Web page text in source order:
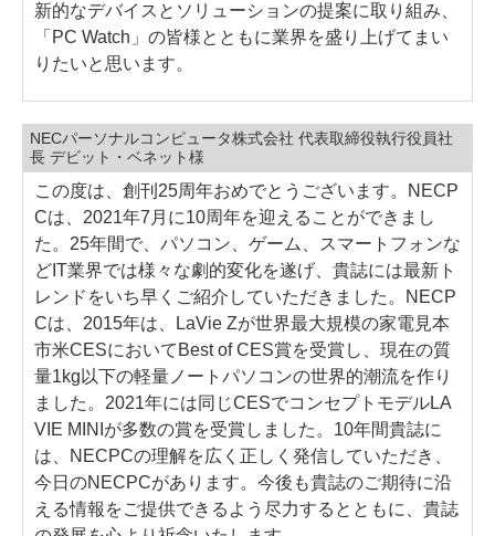
新的なデバイスとソリューションの提案に取り組み、
「PC Watch」の皆様とともに業界を盛り上げてまい
りたいと思います。
NECパーソナルコンピュータ株式会社 代表取締役執行役員社
長 デビット・ベネット様
この度は、創刊25周年おめでとうございます。NECP
Cは、2021年7月に10周年を迎えることができまし
た。25年間で、パソコン、ゲーム、スマートフォンな
どIT業界では様々な劇的変化を遂げ、貴誌には最新ト
レンドをいち早くご紹介していただきました。NECP
Cは、2015年は、LaVie Zが世界最大規模の家電見本
市米CESにおいてBest of CES賞を受賞し、現在の質
量1kg以下の軽量ノートパソコンの世界的潮流を作り
ました。2021年には同じCESでコンセプトモデルLA
VIE MINIが多数の賞を受賞しました。10年間貴誌に
は、NECPCの理解を広く正しく発信していただき、
今日のNECPCがあります。今後も貴誌のご期待に沿
える情報をご提供できるよう尽力するとともに、貴誌